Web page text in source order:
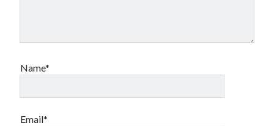
Name*
Email*